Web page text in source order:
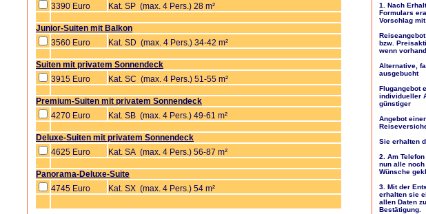
3390 Euro
Kat. SP (max. 4 Pers.) 28 m²
Junior-Suiten mit Balkon
3560 Euro
Kat. SD (max. 4 Pers.) 34-42 m²
Suiten mit privatem Sonnendeck
3915 Euro
Kat. SC (max. 4 Pers.) 51-55 m²
Premium-Suiten mit privatem Sonnendeck
4270 Euro
Kat. SB (max. 4 Pers.) 49-61 m²
Deluxe-Suiten mit privatem Sonnendeck
4625 Euro
Kat. SA (max. 4 Pers.) 56-87 m²
Panorama-Deluxe-Suite
4745 Euro
Kat. SX (max. 4 Pers.) 54 m²
1. Nach
Formulars
Vorschlag
bzw.
wenn
Alternative,
ausgebucht
Flugangebot
individueller
günstiger
Angebot
Sie erhalten
2. Am
nun alle noch
Wünsche
3. Mit der
erhalten sie
allen Daten
Bestätigung.